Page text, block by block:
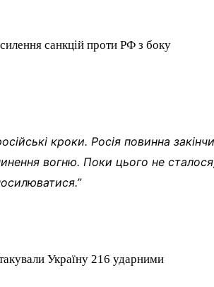
санкцій проти РФ з боку
кроки. Росія повинна
вогню. Поки цього не
Україну 216 ударними